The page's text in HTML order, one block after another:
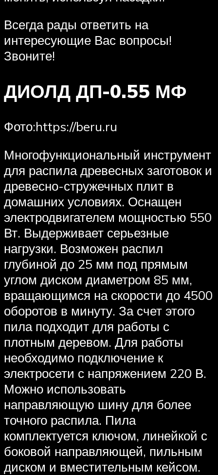
Всегда рады ответить на
интересующие Вас вопросы!
Звоните!
ДИОЛД ДП-0.55 МФ
​Фото:https://beru.ru
Многофункциональный инструмент
для распила древесных заготовок и
древесно-стружечных плит в
домашних условиях. Оснащен
электродвигателем мощностью 550
Вт. Выдерживает серьезные
нагрузки. Возможен распил
глубиной до 25 мм под прямым
углом диском диаметром 85 мм,
вращающимся на скорости до 4500
оборотов в минуту. За счет этого
пила подходит для работы с
плотным деревом. Для работы
необходимо подключение к
электросети с напряжением 220 В.
Можно использовать
направляющую шину для более
точного распила. Пила
комплектуется ключом, линейкой с
боковой направляющей, пильным
диском и вместительным кейсом.